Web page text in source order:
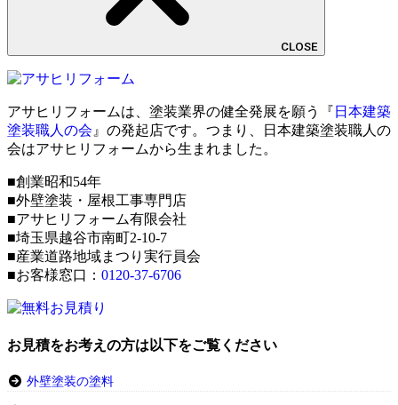
CLOSE
アサヒリフォームは、塗装業界の健全発展を願う『 日本建築
塗装職人の会 』の発起店です。つまり、日本建築塗装職人の
会はアサヒリフォームから生まれました。
■創業昭和54年
■外壁塗装・屋根工事専門店
■アサヒリフォーム有限会社
■埼玉県越谷市南町2-10-7
■産業道路地域まつり実行員会
■お客様窓口： 0120-37-6706
お見積をお考えの方は以下をご覧ください
外壁塗装の塗料